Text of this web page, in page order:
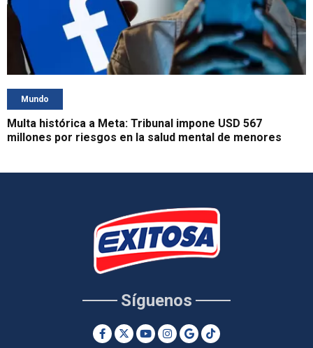
Mundo
Multa histórica a Meta: Tribunal impone USD 567
millones por riesgos en la salud mental de menores
Síguenos